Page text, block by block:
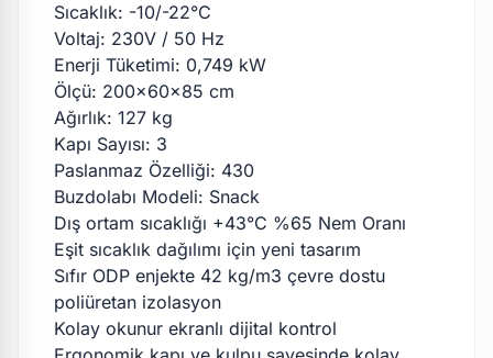
Sıcaklık: -10/-22°C
Voltaj: 230V / 50 Hz
Enerji Tüketimi: 0,749 kW
Ölçü: 200x60x85 cm
Ağırlık: 127 kg
Kapı Sayısı: 3
Paslanmaz Özelliği: 430
Buzdolabı Modeli: Snack
Dış ortam sıcaklığı +43°C %65 Nem Oranı
Eşit sıcaklık dağılımı için yeni tasarım
Sıfır ODP enjekte 42 kg/m3 çevre dostu
poliüretan izolasyon
Kolay okunur ekranlı dijital kontrol